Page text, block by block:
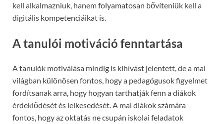
kell alkalmazniuk, hanem folyamatosan bővíteniük kell a
digitális kompetenciáikat is.
A tanulói motiváció fenntartása
A tanulók motiválása mindig is kihívást jelentett, de a mai
világban különösen fontos, hogy a pedagógusok figyelmet
fordítsanak arra, hogy hogyan tarthatják fenn a diákok
érdeklődését és lelkesedését. A mai diákok számára
fontos, hogy az oktatás ne csupán iskolai feladatok